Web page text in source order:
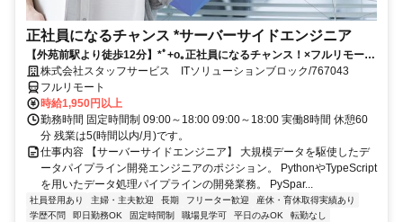
正社員になるチャンス *サーバーサイドエンジニア
【外苑前駅より徒歩12分】*ﾟ+o｡正社員になるチャンス！×フルリモー
ト｡o+ﾟ*＜あなたのスキル活かしませんか？＞ご応募お待ちしておりま
す！
株式会社スタッフサービス ITソリューションブロック/767043
フルリモート
時給1,950円以上
勤務時間 固定時間制 09:00～18:00 09:00～18:00 実働8時間 休憩60
分 残業は5(時間以内/月)です。
仕事内容 【サーバーサイドエンジニア】 大規模データを駆使したデ
ータパイプライン開発エンジニアのポジション。 PythonやTypeScript
を用いたデータ処理パイプラインの開発業務。 PySpar...
社員登用あり 主婦・主夫歓迎 長期 フリーター歓迎
産休・育休取得実績あり
学歴不問
即日勤務OK 固定時間制 職場見学可 平日のみOK
転勤なし